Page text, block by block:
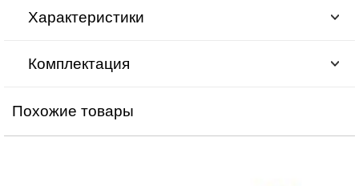
Характеристики
Комплектация
Похожие товары